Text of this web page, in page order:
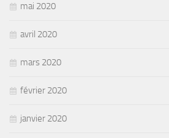
mai 2020
avril 2020
mars 2020
février 2020
janvier 2020